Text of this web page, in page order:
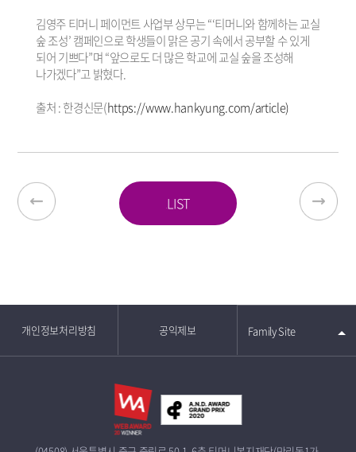
김영주 티머니 페이먼트 사업부 상무는 “‘티머니와 함께하는 교실
숲 조성’ 캠페인으로 학생들이 맑은 공기 속에서 공부할 수 있게
되어 기쁘다”며 “앞으로도 더 많은 학교에 교실 숲을 조성해
나가겠다”고 밝혔다.
출처 : 한경신문(https://www.hankyung.com/article)
LIST
개인정보처리방침 공익제보 Family Site